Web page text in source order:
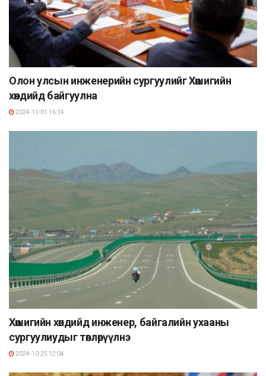
Олон улсын инженерийн сургуулийг Хөшигийн
хөндийд байгуулна
2024-11-01 16:14
Хөшигийн хөндийд инженер, байгалийн ухааны
сургуулиудыг төвлөрүүлнэ
2024-10-25 12:04